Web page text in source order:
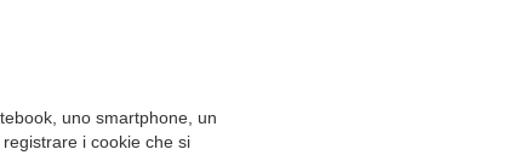
uno smartphone, un
i cookie che si